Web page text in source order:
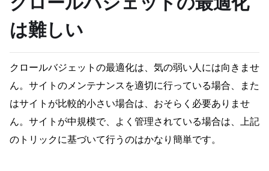
は難しい
クロールバジェットの最適化は、気の弱い人には向きませ
ん。サイトのメンテナンスを適切に行っている場合、また
はサイトが比較的小さい場合は、おそらく必要ありませ
ん。サイトが中規模で、よく管理されている場合は、上記
のトリックに基づいて行うのはかなり簡単です。